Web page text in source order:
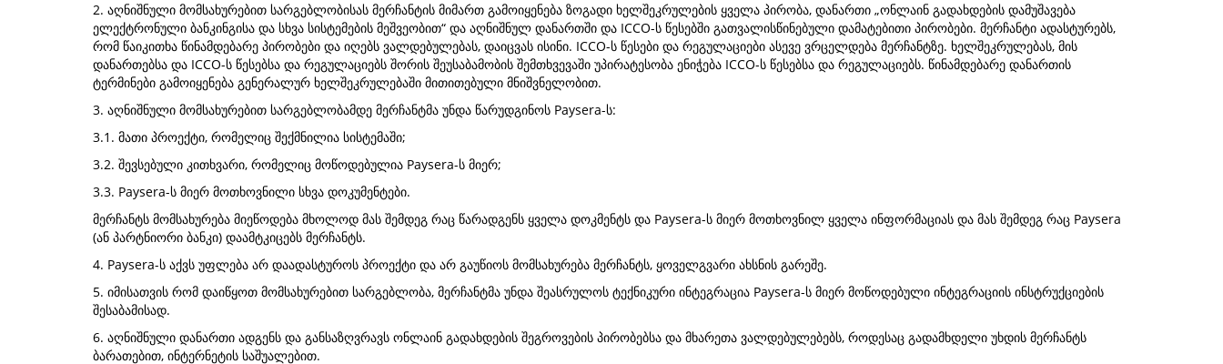
2. აღნიშნული მომსახურებით სარგებლობისას მერჩანტის მიმართ გამოიყენება ზოგადი ხელშეკრულების ყველა პირობა, დანართი „ონლაინ გადახდების დამუშავება
ელექტრონული ბანკინგისა და სხვა სისტემების მეშვეობით“ და აღნიშნულ დანართში და ICCO-ს წესებში გათვალისწინებული დამატებითი პირობები. მერჩანტი ადასტურებს,
რომ წაიკითხა წინამდებარე პირობები და იღებს ვალდებულებას, დაიცვას ისინი. ICCO-ს წესები და რეგულაციები ასევე ვრცელდება მერჩანტზე. ხელშეკრულებას, მის
დანართებსა და ICCO-ს წესებსა და რეგულაციებს შორის შეუსაბამობის შემთხვევაში უპირატესობა ენიჭება ICCO-ს წესებსა და რეგულაციებს. წინამდებარე დანართის
ტერმინები გამოიყენება გენერალურ ხელშეკრულებაში მითითებული მნიშვნელობით.
3. აღნიშნული მომსახურებით სარგებლობამდე მერჩანტმა უნდა წარუდგინოს Paysera-ს:
3.1. მათი პროექტი, რომელიც შექმნილია სისტემაში;
3.2. შევსებული კითხვარი, რომელიც მოწოდებულია Paysera-ს მიერ;
3.3. Paysera-ს მიერ მოთხოვნილი სხვა დოკუმენტები.
მერჩანტს მომსახურება მიეწოდება მხოლოდ მას შემდეგ რაც წარადგენს ყველა დოკმენტს და Paysera-ს მიერ მოთხოვნილ ყველა ინფორმაციას და მას შემდეგ რაც Paysera
(ან პარტნიორი ბანკი) დაამტკიცებს მერჩანტს.
4. Paysera-ს აქვს უფლება არ დაადასტუროს პროექტი და არ გაუწიოს მომსახურება მერჩანტს, ყოველგვარი ახსნის გარეშე.
5. იმისათვის რომ დაიწყოთ მომსახურებით სარგებლობა, მერჩანტმა უნდა შეასრულოს ტექნიკური ინტეგრაცია Paysera-ს მიერ მოწოდებული ინტეგრაციის ინსტრუქციების
შესაბამისად.
6. აღნიშნული დანართი ადგენს და განსაზღვრავს ონლაინ გადახდების შეგროვების პირობებსა და მხარეთა ვალდებულებებს, როდესაც გადამხდელი უხდის მერჩანტს
ბარათებით, ინტერნეტის საშუალებით.